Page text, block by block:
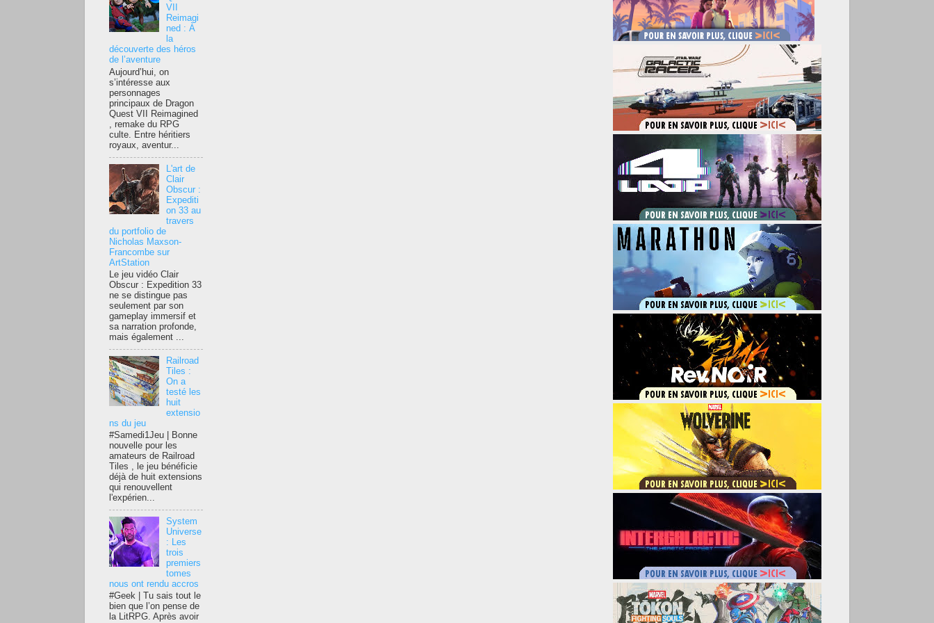
VII
Reimagi
ned : À
la
découverte des héros
de l’aventure
Aujourd’hui, on
s’intéresse aux
personnages
principaux de Dragon
Quest VII Reimagined
, remake du RPG
culte. Entre héritiers
royaux, aventur...
L'art de
Clair
Obscur :
Expediti
on 33 au
travers
du portfolio de
Nicholas Maxson-
Francombe sur
ArtStation
Le jeu vidéo Clair
Obscur : Expedition 33
ne se distingue pas
seulement par son
gameplay immersif et
sa narration profonde,
mais également ...
Railroad
Tiles :
On a
testé les
huit
extensio
ns du jeu
#Samedi1Jeu | Bonne
nouvelle pour les
amateurs de Railroad
Tiles , le jeu bénéficie
déjà de huit extensions
qui renouvellent
l'expérien...
System
Universe
: Les
trois
premiers
tomes
nous ont rendu accros
#Geek | Tu sais tout le
bien que l’on pense de
la LitRPG. Après avoir